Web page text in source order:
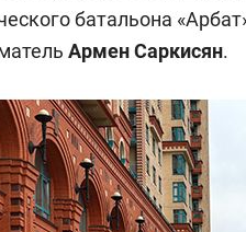
батальона
Армен Саркисян.
и ВТБ
Рекомендуем
150 камер
ID вместо